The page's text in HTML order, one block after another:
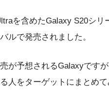
を含めたGalaxy S20シ
ルで発売されました。
が予想されるGalaxyです
人をターゲットにまとめ